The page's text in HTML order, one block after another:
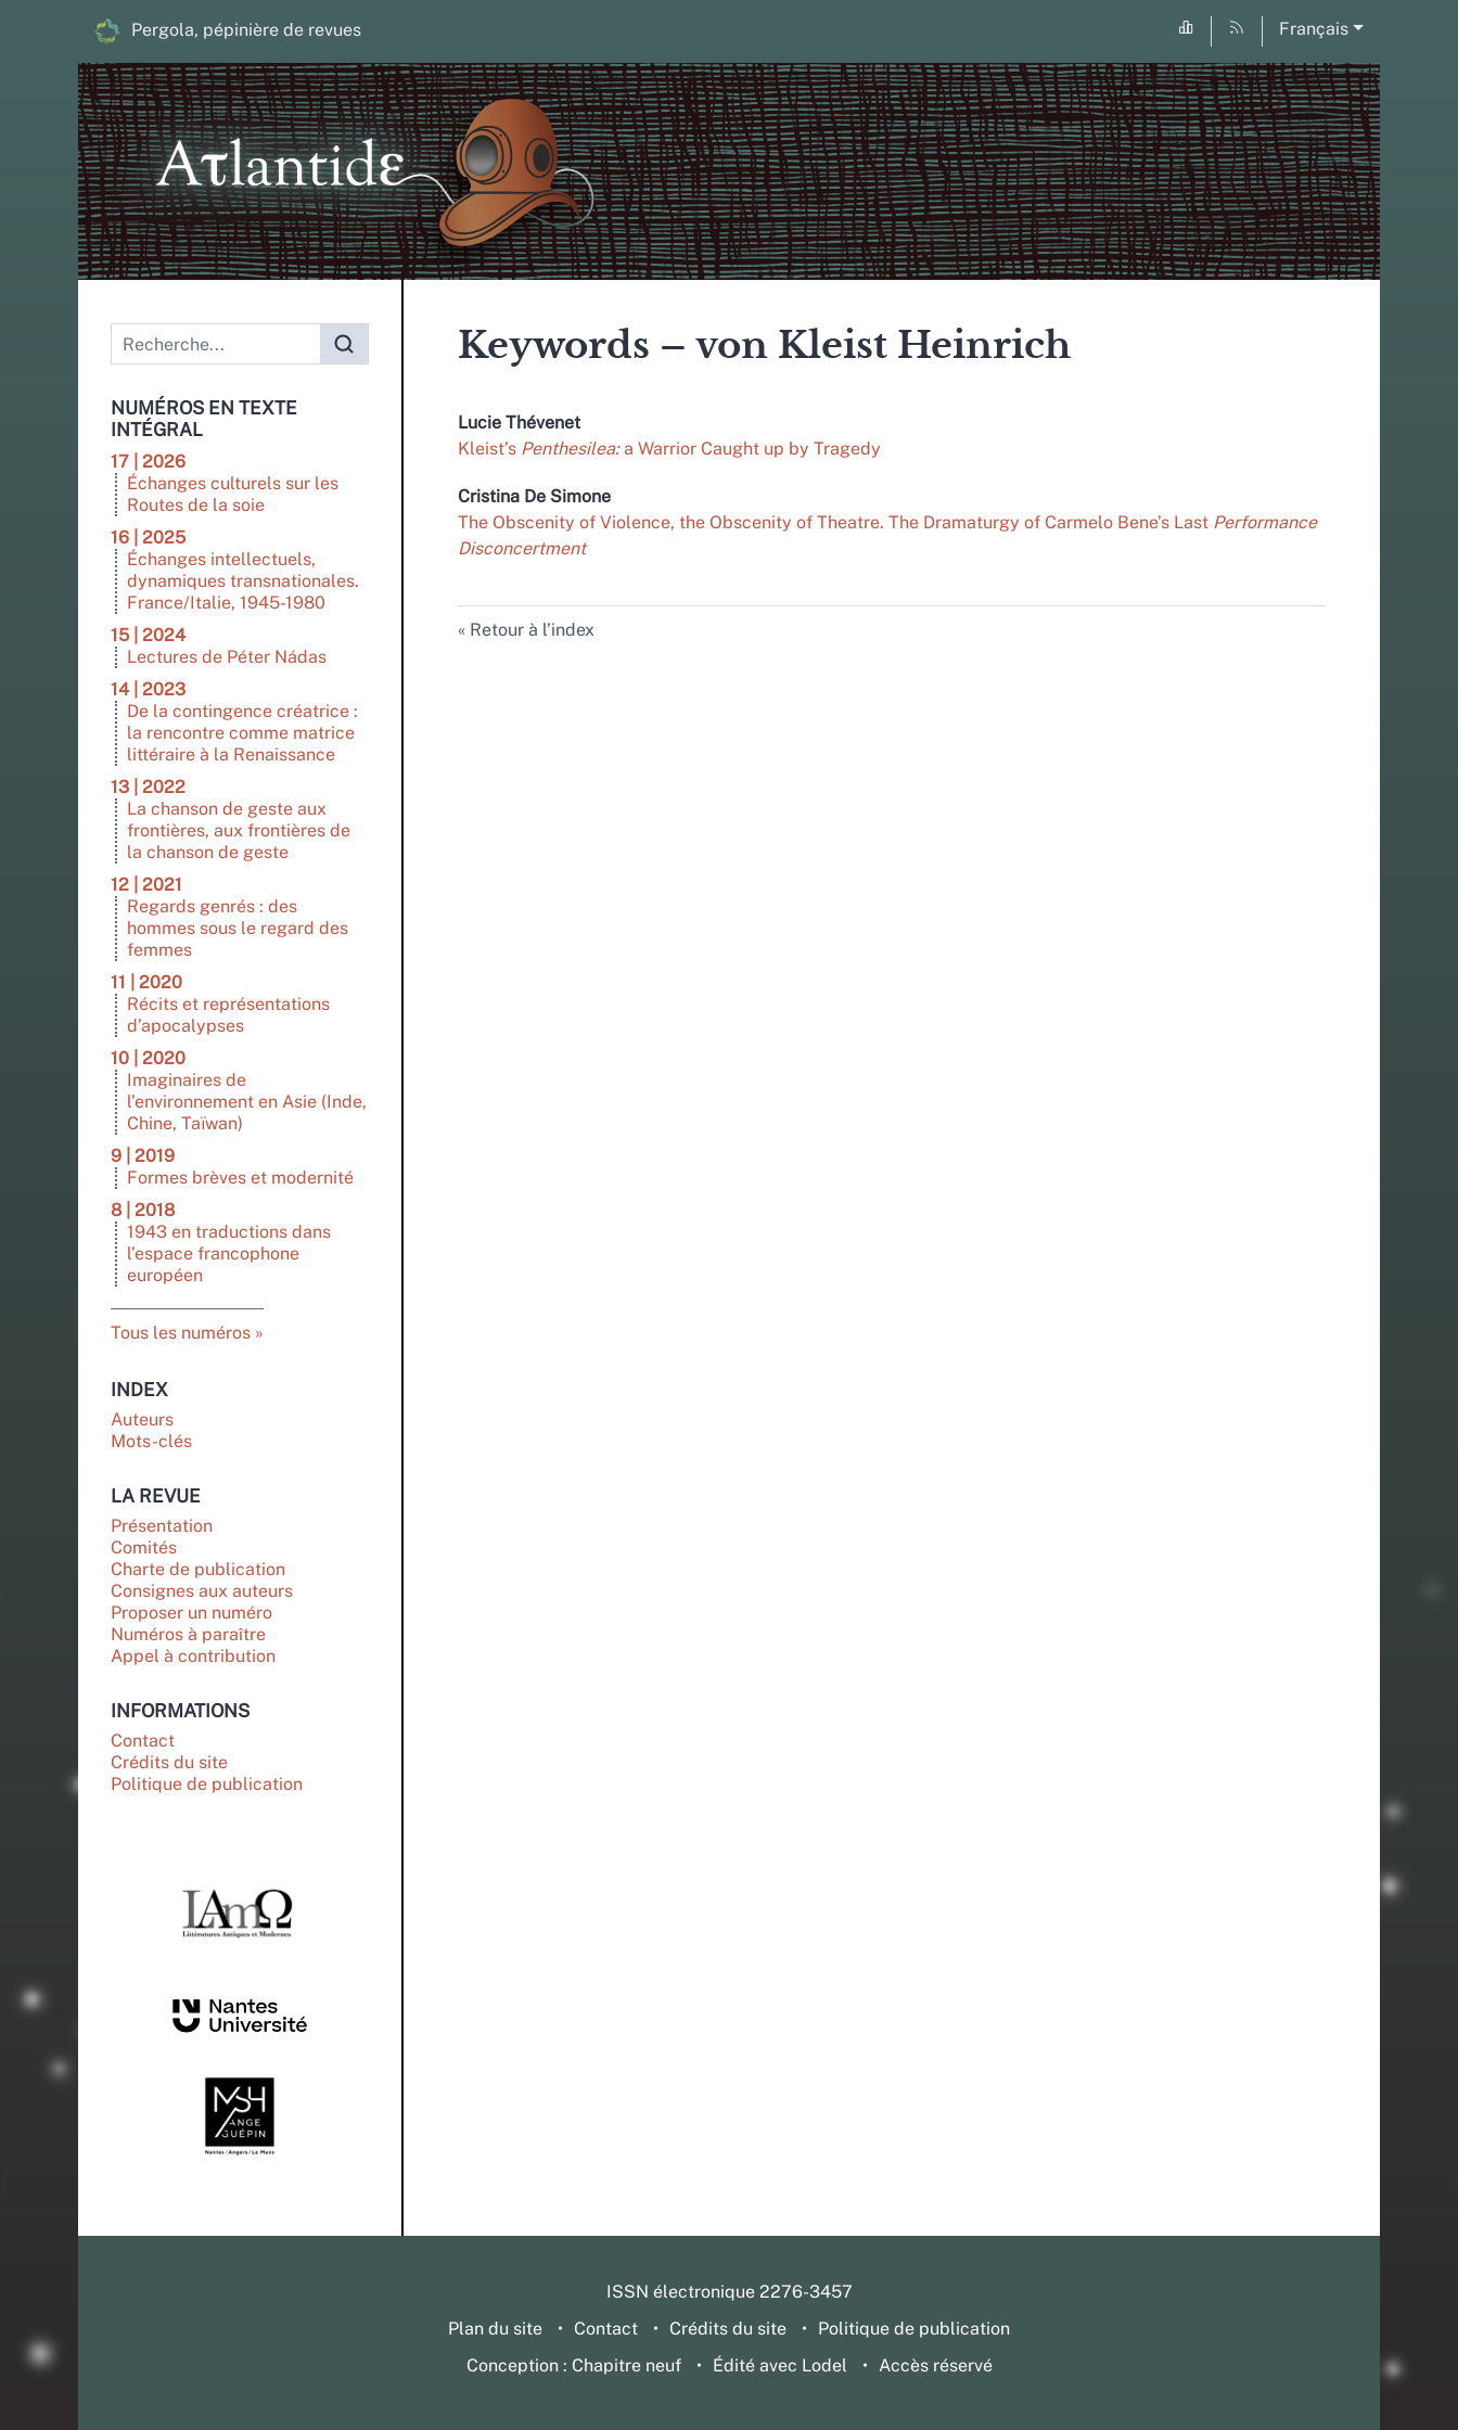
Pergola, pépinière de revues Français
Menu principal
NUMÉROS EN TEXTE
INTÉGRAL
17 | 2026
Échanges culturels sur les
Routes de la soie
16 | 2025
Échanges intellectuels,
dynamiques transnationales.
France/Italie, 1945-1980
15 | 2024
Lectures de Péter Nádas
14 | 2023
De la contingence créatrice :
la rencontre comme matrice
littéraire à la Renaissance
13 | 2022
La chanson de geste aux
frontières, aux frontières de
la chanson de geste
12 | 2021
Regards genrés : des
hommes sous le regard des
femmes
11 | 2020
Récits et représentations
d’apocalypses
10 | 2020
Imaginaires de
l’environnement en Asie (Inde,
Chine, Taïwan)
9 | 2019
Formes brèves et modernité
8 | 2018
1943 en traductions dans
l’espace francophone
européen
Tous les numéros
INDEX
Auteurs
Mots-clés
LA REVUE
Présentation
Comités
Charte de publication
Consignes aux auteurs
Proposer un numéro
Numéros à paraître
Appel à contribution
INFORMATIONS
Contact
Crédits du site
Politique de publication
Keywords – von Kleist Heinrich
Lucie Thévenet
Kleist’s Penthesilea:a Warrior Caught up by Tragedy
Cristina De Simone
The Obscenity of Violence, the Obscenity of Theatre. The Dramaturgy of Carmelo Bene’s Last Performance
Disconcertment
Retour à l’index
ISSN électronique 2276-3457
Plan du site
Contact Crédits du site
Politique de publication
Conception : Chapitre neuf
Édité avec Lodel Accès réservé